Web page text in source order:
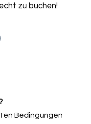
zu buchen!
Bedingungen